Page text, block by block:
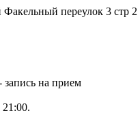
переулок 3 стр 2